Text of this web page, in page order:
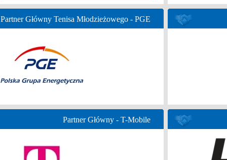
Partner Główny Tenisa Młodzieżowego - PGE
Partner Główny - T-Mobile